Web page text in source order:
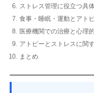
ストレス管理に役立つ具
食事・睡眠・運動とアト
医療機関での治療と心理
アトピーとストレスに関
まとめ